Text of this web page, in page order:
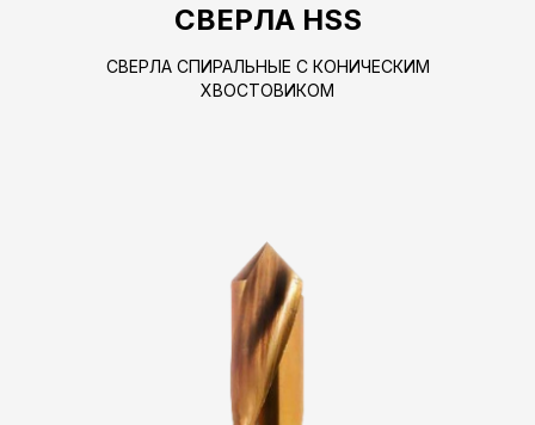
СВЕРЛА HSS
СВЕРЛА СПИРАЛЬНЫЕ С КОНИЧЕСКИМ
ХВОСТОВИКОМ